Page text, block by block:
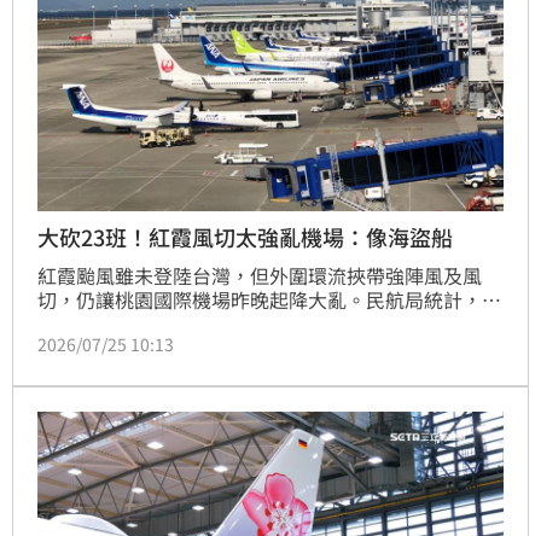
大砍23班！紅霞風切太強亂機場：像海盜船
紅霞颱風雖未登陸台灣，但外圍環流挾帶強陣風及風
切，仍讓桃園國際機場昨晚起降大亂。民航局統計，截
落而轉降松山、台中清泉岡、高雄小港等機場，部分班
10時，國內線取消4架次、延誤4架次，國際暨兩岸架
次取消23架、延誤2架，航空交通持續受到衝擊。
2026/07/25 10:13